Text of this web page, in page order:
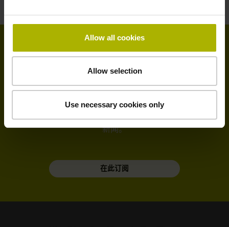
Allow all cookies
Allow selection
Use necessary cookies only
海德汉服务新闻
服务新闻提供有关海德汉服务部的最新动态信息。
请订阅我们的新闻简报，及时了解服务部和帮助热线的
新闻。
在此订阅